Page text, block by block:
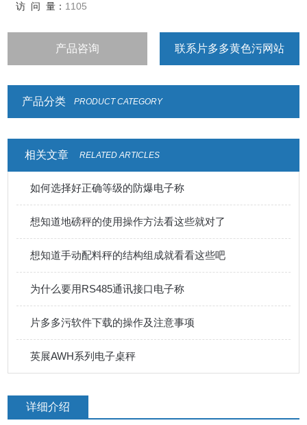
访 问 量： 1105
产品咨询 联系片多多黄色污网站
产品分类 PRODUCT CATEGORY
相关文章 RELATED ARTICLES
如何选择好正确等级的防爆电子称
想知道地磅秤的使用操作方法看这些就对了
想知道手动配料秤的结构组成就看看这些吧
为什么要用RS485通讯接口电子称
片多多污软件下载的操作及注意事项
英展AWH系列电子桌秤
详细介绍